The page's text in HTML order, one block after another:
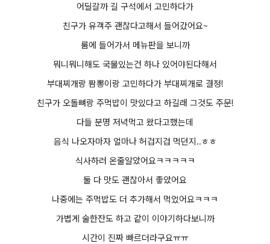
어딜갈까 길 구석에서 고민하다가
친구가 유객주 괜찮다고해서 들어갔어요~
룸에 들어가서 메뉴판을 보니까
뭐니뭐니해도 국물있는건 하나 있어야된다해서
부대찌개랑 짬뽕이랑 고민하다가 부대찌개로 결정!
친구가 오돌뼈랑 주먹밥이 맛있다고 하길래 그것도 주문!
다들 분명 저녁먹고 왔다고했는데
음식 나오자마자 얼마나 허겁지겁 먹던지..ㅎㅎ
식사하러 온줄알았어요ㅋㅋㅋㅋㅋ
둘 다 맛도 괜찮아서 좋았어요
나중에는 주먹밥도 더 추가해서 먹었어요ㅋㅋㅋ
가볍게 술한잔도 하고 같이 이야기하다보니까
시간이 진짜 빠르더라구요ㅠㅠ